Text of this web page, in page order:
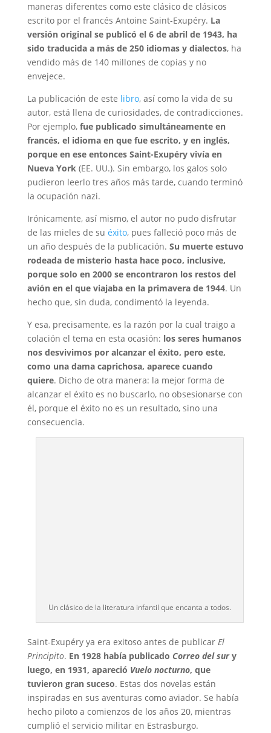
maneras diferentes como este clásico de clásicos
escrito por el francés Antoine Saint-Exupéry. La
versión original se publicó el 6 de abril de 1943, ha
sido traducida a más de 250 idiomas y dialectos, ha
vendido más de 140 millones de copias y no
envejece.
La publicación de este libro, así como la vida de su
autor, está llena de curiosidades, de contradicciones.
Por ejemplo, fue publicado simultáneamente en
francés, el idioma en que fue escrito, y en inglés,
porque en ese entonces Saint-Exupéry vivía en
Nueva York(EE. UU.). Sin embargo, los galos solo
pudieron leerlo tres años más tarde, cuando terminó
la ocupación nazi.
Irónicamente, así mismo, el autor no pudo disfrutar
de las mieles de su éxito, pues falleció poco más de
un año después de la publicación. Su muerte estuvo
rodeada de misterio hasta hace poco, inclusive,
porque solo en 2000 se encontraron los restos del
avión en el que viajaba en la primavera de 1944. Un
hecho que, sin duda, condimentó la leyenda.
Y esa, precisamente, es la razón por la cual traigo a
colación el tema en esta ocasión: los seres humanos
nos desvivimos por alcanzar el éxito, pero este,
como una dama caprichosa, aparece cuando
quiere. Dicho de otra manera: la mejor forma de
alcanzar el éxito es no buscarlo, no obsesionarse con
él, porque el éxito no es un resultado, sino una
consecuencia.
Un clásico de la literatura infantil que encanta a todos.
Saint-Exupéry ya era exitoso antes de publicar El
Principito. En 1928 había publicado Correo del sury
luego, en 1931, apareció Vuelo nocturno, que
tuvieron gran suceso. Estas dos novelas están
inspiradas en sus aventuras como aviador. Se había
hecho piloto a comienzos de los años 20, mientras
cumplió el servicio militar en Estrasburgo.